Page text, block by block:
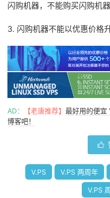
闪购机器，不能购买闪购机
3. 闪购机器不能以优惠价格
AD： 【老唐推荐】 最好用的便宜
博客吧！

V.PS V.PS 两周年
V.PS